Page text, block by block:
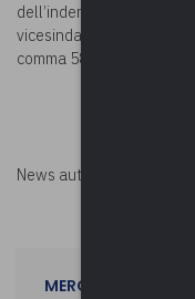
dell’indennità dei sindaci
vicesindaci, assessori e
comma 585.
News autorizzata da
MERCOLEDì 29